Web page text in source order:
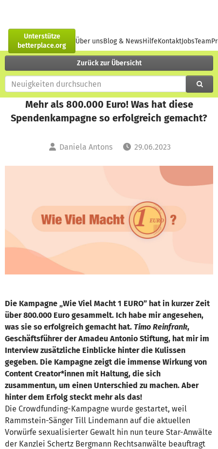
Unterstütze
betterplace.org
Über unsBlog & NewsHilfeKontaktJobsTeam
Zurück zur Übersicht
Mehr als 800.000 Euro! Was hat diese
Spendenkampagne so erfolgreich gemacht?
Daniela Antons 29.06.2023
Die Kampagne „Wie Viel Macht 1 EURO” hat in kurzer Zeit
über 800.000 Euro gesammelt. Ich habe mir angesehen,
was sie so erfolgreich gemacht hat. Timo Reinfrank,
Geschäftsführer der Amadeu Antonio Stiftung, hat mir im
Interview zusätzliche Einblicke hinter die Kulissen
gegeben. Die Kampagne zeigt die immense Wirkung von
Content Creator*innen mit Haltung, die sich
zusammentun, um einen Unterschied zu machen. Aber
hinter dem Erfolg steckt mehr als das!​​
Die Crowdfunding-Kampagne wurde gestartet, weil
Rammstein-Sänger Till Lindemann auf die aktuellen
Vorwürfe sexualisierter Gewalt hin nun teure Star-Anwälte
der Kanzlei Schertz Bergmann Rechtsanwälte beauftragt